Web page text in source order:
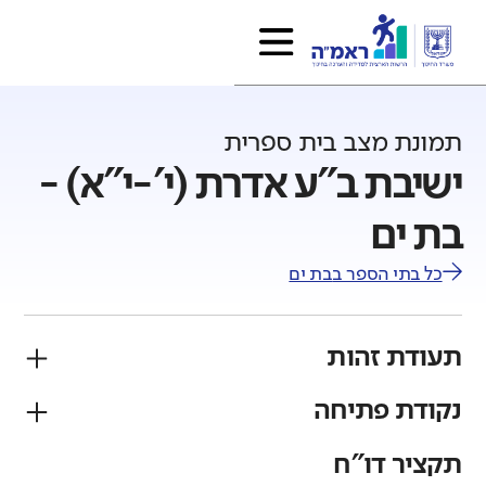
תמונת מצב בית ספרית
ישיבת ב"ע אדרת (י'-י"א) -
בת ים
כל בתי הספר בבת ים
תעודת זהות
פיקוח
נקודת פתיחה
תקציר דו"ח